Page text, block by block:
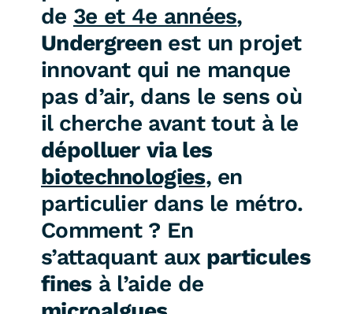
de 3e et 4e années,
Undergreen est un projet
innovant qui ne manque
pas d’air, dans le sens où
il cherche avant tout à le
dépolluer via les
biotechnologies, en
particulier dans le métro.
Comment ? En
s’attaquant aux particules
finesà l’aide de